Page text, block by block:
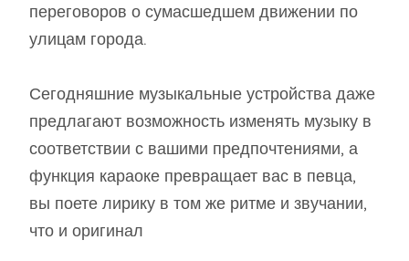
переговоров о сумасшедшем движении по
улицам города.
Сегодняшние музыкальные устройства даже
предлагают возможность изменять музыку в
соответствии с вашими предпочтениями, а
функция караоке превращает вас в певца,
вы поете лирику в том же ритме и звучании,
что и оригинал